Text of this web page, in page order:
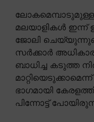
മലയാളികൾ ഇന്ന്
ജോലി
സർക്കാർ
ബാധിച്ച കടുത്ത
ഭാഗമായി
പിന്നോട്ട്